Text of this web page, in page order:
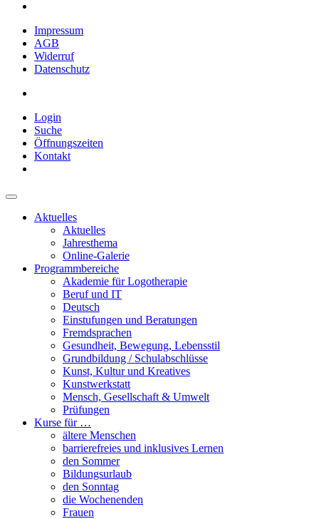
Impressum
AGB
Widerruf
Datenschutz
Login
Suche
Öffnungszeiten
Kontakt
Aktuelles
Aktuelles
Jahresthema
Online-Galerie
Programmbereiche
Akademie für Logotherapie
Beruf und IT
Deutsch
Einstufungen und Beratungen
Fremdsprachen
Gesundheit, Bewegung, Lebensstil
Grundbildung / Schulabschlüsse
Kunst, Kultur und Kreatives
Kunstwerkstatt
Mensch, Gesellschaft & Umwelt
Prüfungen
Kurse für …
ältere Menschen
barrierefreies und inklusives Lernen
den Sommer
Bildungsurlaub
den Sonntag
die Wochenenden
Frauen